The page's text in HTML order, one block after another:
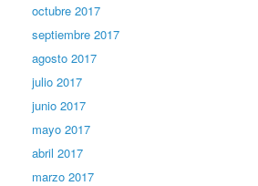
octubre 2017
septiembre 2017
agosto 2017
julio 2017
junio 2017
mayo 2017
abril 2017
marzo 2017